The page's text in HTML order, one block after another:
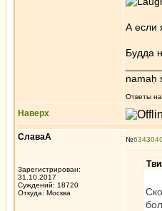
А если
Будда
namaḥ
Ответы на
Наверх
СлаваА
Зарегистрирован:
31.10.2017
Суждений: 18720
Откуда: Москва
№634304